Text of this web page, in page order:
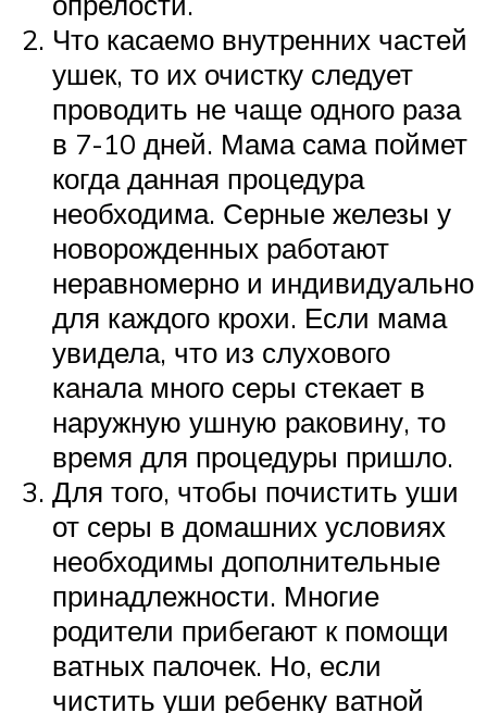
Что касаемо внутренних частей
ушек, то их очистку следует
проводить не чаще одного раза
в 7-10 дней. Мама сама поймет
когда данная процедура
необходима. Серные железы у
новорожденных работают
неравномерно и индивидуально
для каждого крохи. Если мама
увидела, что из слухового
канала много серы стекает в
наружную ушную раковину, то
время для процедуры пришло.
Для того, чтобы почистить уши
от серы в домашних условиях
необходимы дополнительные
принадлежности. Многие
родители прибегают к помощи
ватных палочек. Но, если
чистить уши ребенку ватной